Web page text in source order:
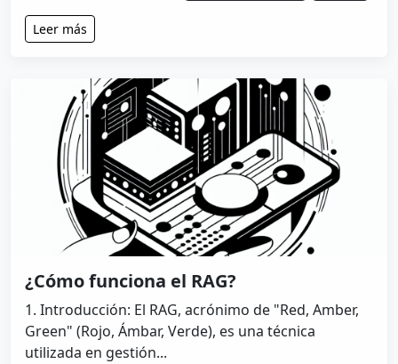
Leer más
¿Cómo funciona el RAG?
1. Introducción: El RAG, acrónimo de "Red, Amber,
Green" (Rojo, Ámbar, Verde), es una técnica
utilizada en gestión...